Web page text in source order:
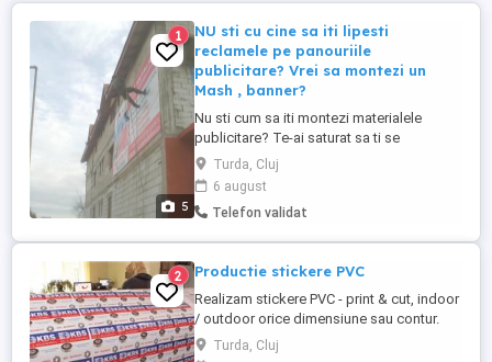
5
1
NU sti cu cine sa iti lipesti
reclamele pe panouriile
publicitare? Vrei sa montezi un
Mash , banner?
Nu sti cum sa iti montezi materialele
publicitare? Te-ai saturat sa ti se
dezlipeasca afisele de pe panou? Nu ai cu
cine sa iti montezi caseta luminoasa? Vrei
sa iti rebranduiesti firmele si se afla in
diferite locatii? IATA DE CE SA NE ALEGETI
Turda, Cluj
6 august
Telefon validat
2 Productie stickere PVC
Realizam stickere PVC - print & cut, indoor
/ outdoor orice dimensiune sau contur.
Printam ideea ta la reducere .... cu livrare
ORIUNDE in RO & EU - la orice comanda
Turda, Cluj